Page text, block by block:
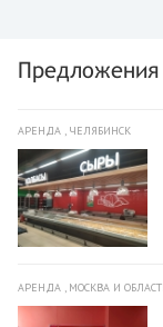
Предложения
АРЕНДА , ЧЕЛЯБИНСК
АРЕНДА , МОСКВА И